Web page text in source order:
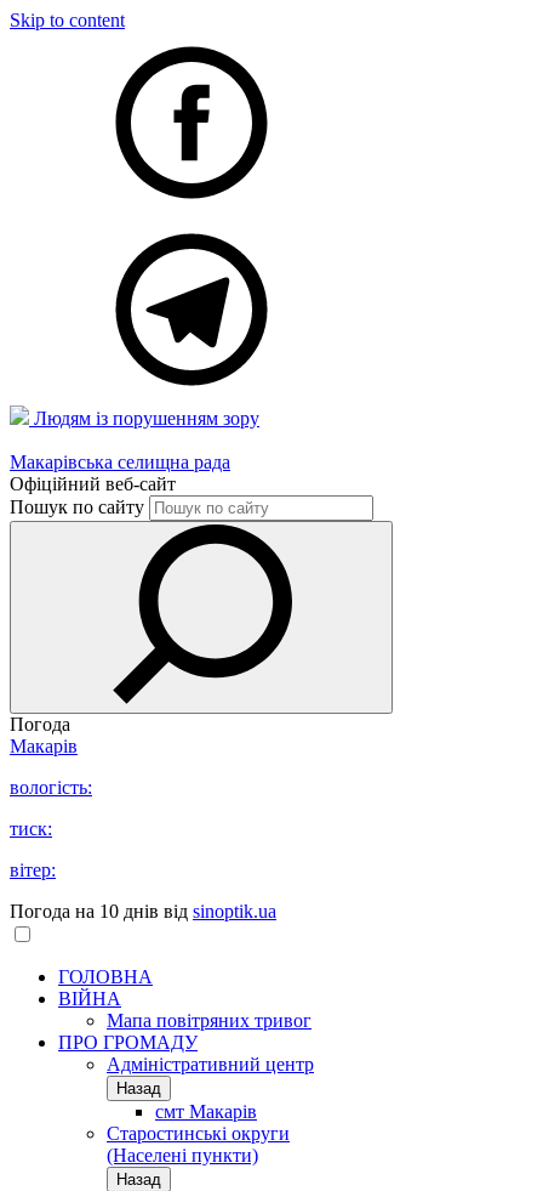
Skip to content
Людям із порушенням зору
Макарівська селищна рада
Офіційний веб-сайт
Пошук по сайту
Погода
Макарів
вологість:
тиск:
вітер:
Погода на 10 днів від sinoptik.ua
ГОЛОВНА
ВІЙНА
Мапа повітряних тривог
ПРО ГРОМАДУ
Aдміністративний центр
Назад
смт Макарів
Старостинські округи
(Населені пункти)
Назад